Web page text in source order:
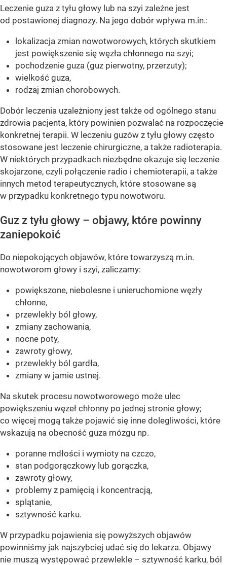
Leczenie guza z tyłu głowy lub na szyi zależne jest
od postawionej diagnozy. Na jego dobór wpływa m.in.:
lokalizacja zmian nowotworowych, których skutkiem
jest powiększenie się węzła chłonnego na szyi;
pochodzenie guza (guz pierwotny, przerzuty);
wielkość guza,
rodzaj zmian chorobowych.
Dobór leczenia uzależniony jest także od ogólnego stanu
zdrowia pacjenta, który powinien pozwalać na rozpoczęcie
konkretnej terapii. W leczeniu guzów z tyłu głowy często
stosowane jest leczenie chirurgiczne, a także radioterapia.
W niektórych przypadkach niezbędne okazuje się leczenie
skojarzone, czyli połączenie radio i chemioterapii, a także
innych metod terapeutycznych, które stosowane są
w przypadku konkretnego typu nowotworu.
Guz z tyłu głowy – objawy, które powinny
zaniepokoić
Do niepokojących objawów, które towarzyszą m.in.
nowotworom głowy i szyi, zaliczamy:
powiększone, niebolesne i unieruchomione węzły
chłonne,
przewlekły ból głowy,
zmiany zachowania,
nocne poty,
zawroty głowy,
przewlekły ból gardła,
zmiany w jamie ustnej.
Na skutek procesu nowotworowego może ulec
powiększeniu węzeł chłonny po jednej stronie głowy;
co więcej mogą także pojawić się inne dolegliwości, które
wskazują na obecność guza mózgu np.
poranne mdłości i wymioty na czczo,
stan podgorączkowy lub gorączka,
zawroty głowy,
problemy z pamięcią i koncentracją,
splątanie,
sztywność karku.
W przypadku pojawienia się powyższych objawów
powinniśmy jak najszybciej udać się do lekarza. Objawy
nie muszą występować przewlekle – sztywność karku, ból